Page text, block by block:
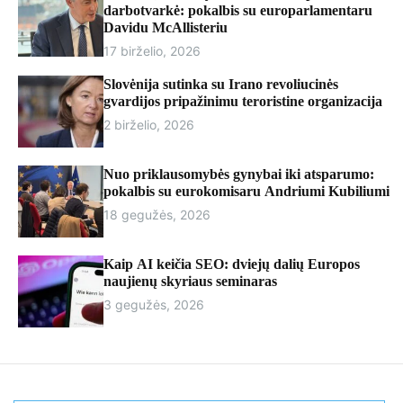
r
darbotvarkė: pokalbis su europarlamentaru
Davidu McAllisteriu
17 birželio, 2026
Slovėnija sutinka su Irano revoliucinės
gvardijos pripažinimu teroristine organizacija
2 birželio, 2026
Nuo priklausomybės gynybai iki atsparumo:
pokalbis su eurokomisaru Andriumi Kubiliumi
18 gegužės, 2026
Kaip AI keičia SEO: dviejų dalių Europos
naujienų skyriaus seminaras
3 gegužės, 2026